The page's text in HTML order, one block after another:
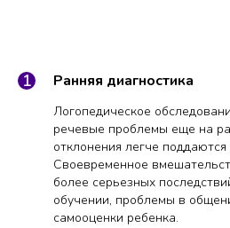
Ранняя диагностика
Логопедическое
речевые проблемы еще на
отклонения легче поддаются
Своевременное
более серьезных
обучении, проблемы в
самооценки ребенка.